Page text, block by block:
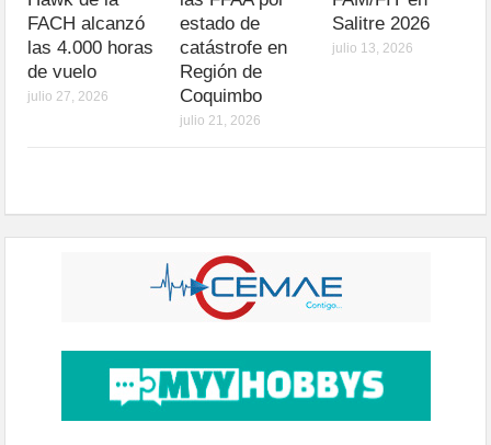
FACH alcanzó
las 4.000 horas
de vuelo
julio 27, 2026
estado de
catástrofe en
Región de
Coquimbo
julio 21, 2026
Salitre 2026
julio 13, 2026